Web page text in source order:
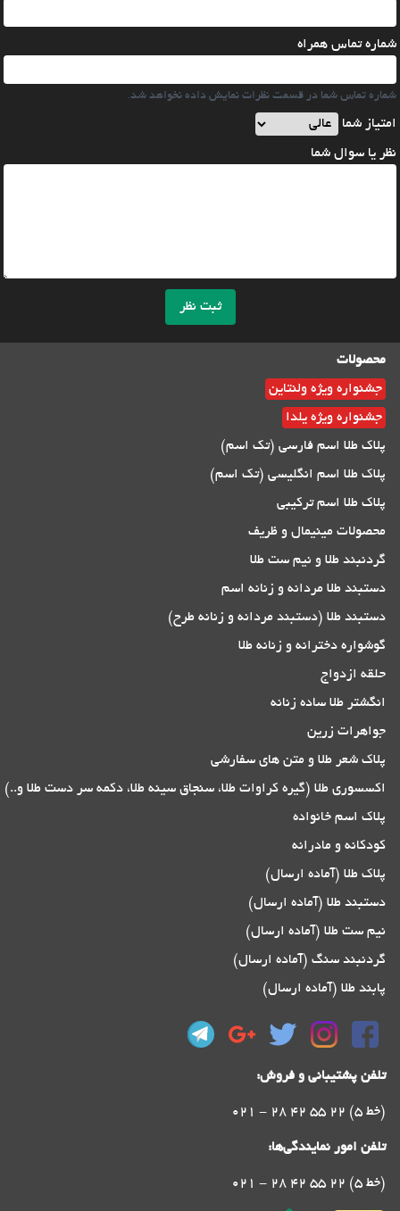
شماره تماس همراه
شماره تماس شما در قسمت نظرات نمایش داده نخواهد شد.
امتیاز شما
نظر یا سوال شما
ثبت نظر
محصولات
جشنواره ویژه ولنتاین
جشنواره ویژه یلدا
پلاک طلا اسم فارسی (تک اسم)
پلاک طلا اسم انگلیسی (تک اسم)
پلاک طلا اسم ترکیبی
محصولات مینیمال و ظریف
گردنبند طلا و نیم ست طلا
دستبند طلا مردانه و زنانه اسم
دستبند طلا (دستبند مردانه و زنانه طرح)
گوشواره دخترانه و زنانه طلا
حلقه ازدواج
انگشتر طلا ساده زنانه
جواهرات زرین
پلاک شعر طلا و متن های سفارشی
اکسسوری طلا (گیره کراوات طلا، سنجاق سینه طلا، دکمه سر دست طلا و..)
پلاک اسم خانواده
کودکانه و مادرانه
پلاک طلا (آماده ارسال)
دستبند طلا (آماده ارسال)
نیم ست طلا (آماده ارسال)
گردنبند سنگ (آماده ارسال)
پابند طلا (آماده ارسال)
تلفن پشتیبانی و فروش:
021 - 28 42 55 22 (5 خط)
تلفن امور نمایندگی‌ها:
021 - 28 42 55 22 (5 خط)